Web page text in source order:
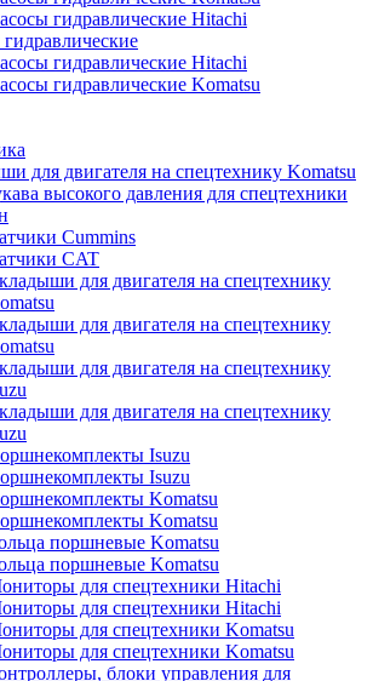
гидравлические Hitachi
гидравлические Hitachi
гидравлические Komatsu
для двигателя на спецтехнику Komatsu
высокого давления для спецтехники
Cummins
CAT
для двигателя на спецтехнику
для двигателя на спецтехнику
для двигателя на спецтехнику
для двигателя на спецтехнику
Isuzu
Isuzu
Komatsu
Komatsu
поршневые Komatsu
поршневые Komatsu
для спецтехники Hitachi
для спецтехники Hitachi
для спецтехники Komatsu
для спецтехники Komatsu
блоки управления для